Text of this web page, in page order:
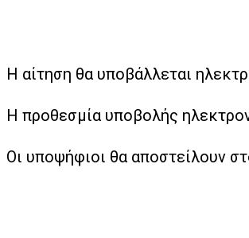
Η αίτηση θα υποβάλλεται
Η προθεσμία υποβολής
Οι υποψήφιοι θα αποστείλουν